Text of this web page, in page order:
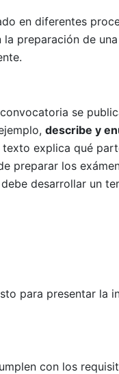
en diferentes
preparación de
se
describe y
texto explica qué
preparar los
desarrollar un
para presentar la
con los